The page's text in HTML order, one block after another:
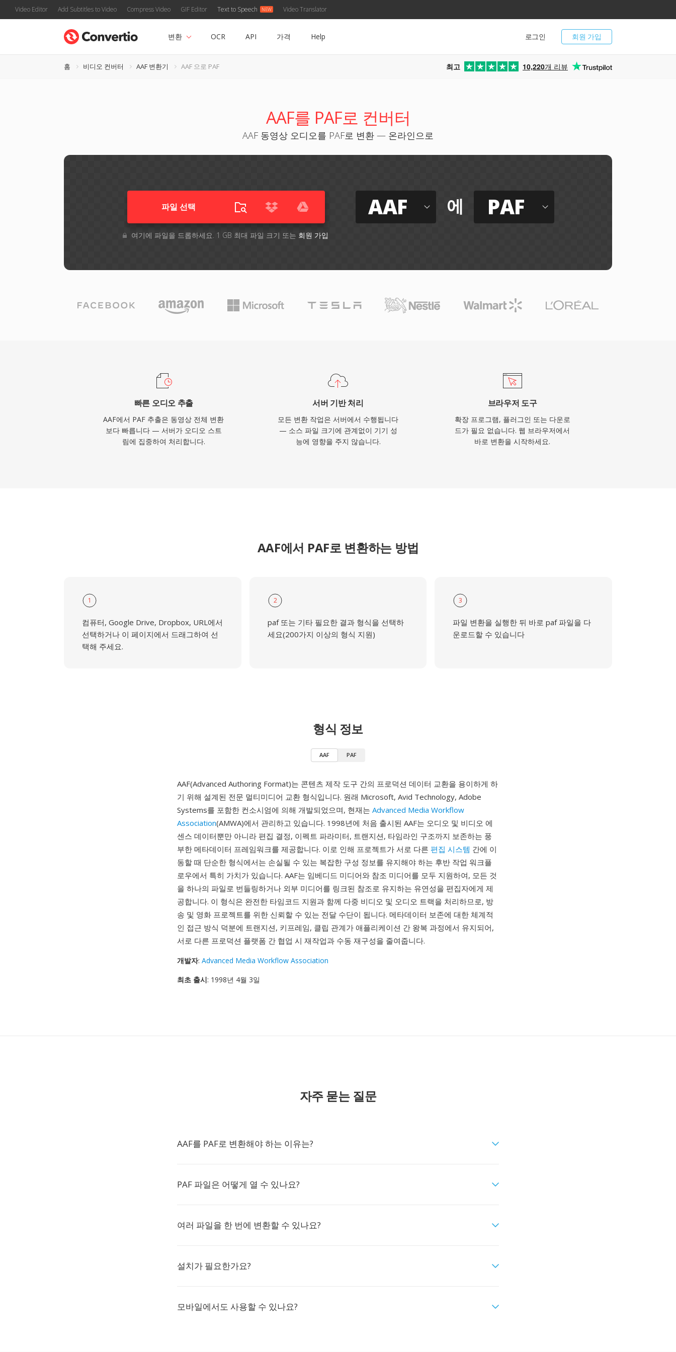
Video Editor Add Subtitles to Video Compress Video GIF Editor Text to Speech Video Translator
회원 가입
로그인
변환 OCR API 가격 Help
홈 비디오 컨버터 AAF 변환기 AAF 으로 PAF 최고 10,220개 리뷰
AAF를 PAF로 컨버터
AAF 동영상 오디오를 PAF로 변환 — 온라인으로
파일 선택
여기에 파일을 드롭하세요. 1 GB 최대 파일 크기 또는 회원 가입
AAF 에 PAF
빠른 오디오 추출
AAF에서 PAF 추출은 동영상 전체 변환
보다 빠릅니다 — 서버가 오디오 스트
림에 집중하여 처리합니다.
서버 기반 처리
모든 변환 작업은 서버에서 수행됩니다
— 소스 파일 크기에 관계없이 기기 성
능에 영향을 주지 않습니다.
브라우저 도구
확장 프로그램, 플러그인 또는 다운로
드가 필요 없습니다. 웹 브라우저에서
바로 변환을 시작하세요.
AAF에서 PAF로 변환하는 방법
1
컴퓨터, Google Drive, Dropbox, URL에서
선택하거나 이 페이지에서 드래그하여 선
택해 주세요.
2
paf 또는 기타 필요한 결과 형식을 선택하
세요(200가지 이상의 형식 지원)
3
파일 변환을 실행한 뒤 바로 paf 파일을 다
운로드할 수 있습니다
형식 정보
AAF PAF
AAF(Advanced Authoring Format)는 콘텐츠 제작 도구 간의 프로덕션 데이터 교환을 용이하게 하
기 위해 설계된 전문 멀티미디어 교환 형식입니다. 원래 Microsoft, Avid Technology, Adobe
Systems를 포함한 컨소시엄에 의해 개발되었으며, 현재는 Advanced Media Workflow
Association(AMWA)에서 관리하고 있습니다. 1998년에 처음 출시된 AAF는 오디오 및 비디오 에
센스 데이터뿐만 아니라 편집 결정, 이펙트 파라미터, 트랜지션, 타임라인 구조까지 보존하는 풍
부한 메타데이터 프레임워크를 제공합니다. 이로 인해 프로젝트가 서로 다른 편집 시스템 간에 이
동할 때 단순한 형식에서는 손실될 수 있는 복잡한 구성 정보를 유지해야 하는 후반 작업 워크플
로우에서 특히 가치가 있습니다. AAF는 임베디드 미디어와 참조 미디어를 모두 지원하여, 모든 것
을 하나의 파일로 번들링하거나 외부 미디어를 링크된 참조로 유지하는 유연성을 편집자에게 제
공합니다. 이 형식은 완전한 타임코드 지원과 함께 다중 비디오 및 오디오 트랙을 처리하므로, 방
송 및 영화 프로젝트를 위한 신뢰할 수 있는 전달 수단이 됩니다. 메타데이터 보존에 대한 체계적
인 접근 방식 덕분에 트랜지션, 키프레임, 클립 관계가 애플리케이션 간 왕복 과정에서 유지되어,
서로 다른 프로덕션 플랫폼 간 협업 시 재작업과 수동 재구성을 줄여줍니다.
개발자: Advanced Media Workflow Association
최초 출시: 1998년 4월 3일
자주 묻는 질문
AAF를 PAF로 변환해야 하는 이유는?
PAF 파일은 어떻게 열 수 있나요?
여러 파일을 한 번에 변환할 수 있나요?
설치가 필요한가요?
모바일에서도 사용할 수 있나요?